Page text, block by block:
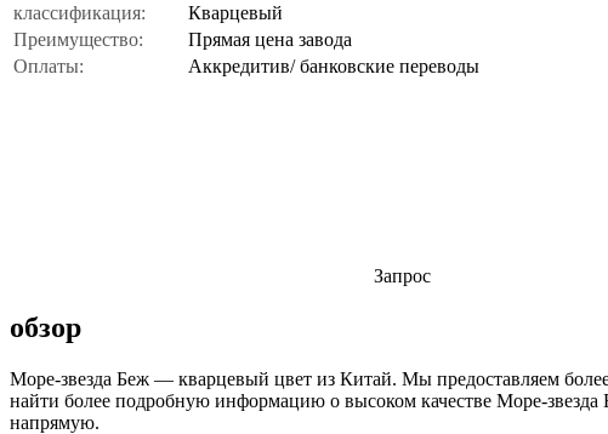
классификация:
Кварцевый
Преимущество:
Прямая цена завода
Оплаты:
Аккредитив/ банковские переводы
Запрос
обзор
Море-звезда Беж — кварцевый цвет из Китай. Мы предоставляем
найти более подробную информацию о высоком качестве Море-звезда
напрямую.